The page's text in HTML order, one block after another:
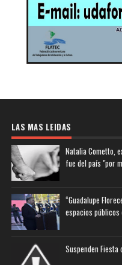
LAS MAS LEIDAS
Natalia Cometto,
fue del país "por
“Guadalupe
espacios
Suspenden Fiesta